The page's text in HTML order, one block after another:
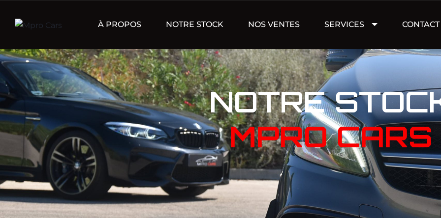
À PROPOS NOTRE STOCK NOS VENTES SERVICES CONTACT
NOTRE
MPRO CARS